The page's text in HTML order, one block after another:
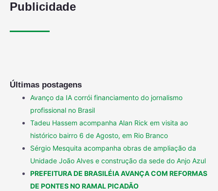
Publicidade
Últimas postagens
Avanço da IA corrói financiamento do jornalismo
profissional no Brasil
Tadeu Hassem acompanha Alan Rick em visita ao
histórico bairro 6 de Agosto, em Rio Branco
Sérgio Mesquita acompanha obras de ampliação da
Unidade João Alves e construção da sede do Anjo Azul
PREFEITURA DE BRASILÉIA AVANÇA COM REFORMAS
DE PONTES NO RAMAL PICADÃO